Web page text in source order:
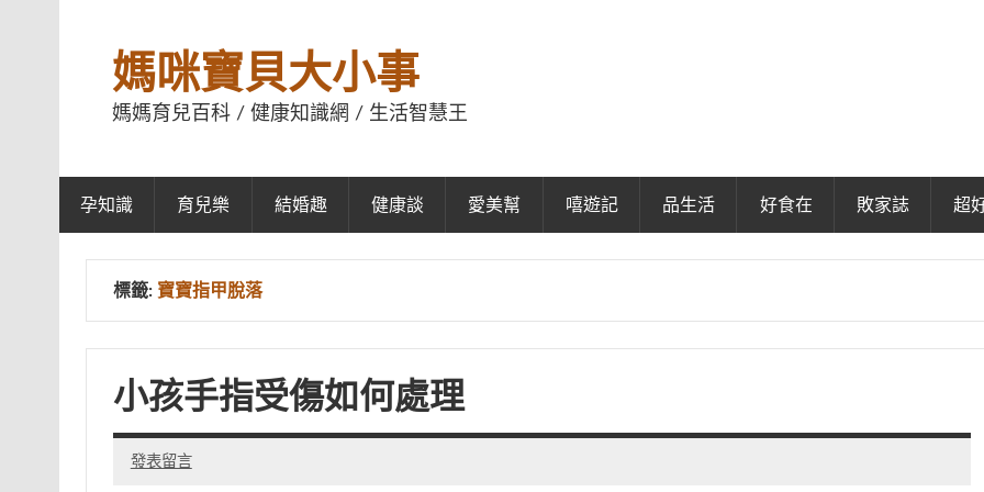
媽咪寶貝大小事
媽媽育兒百科 / 健康知識網 / 生活智慧王
孕知識 育兒樂 結婚趣 健康談 愛美幫 嘻遊記 品生活 好食在 敗家誌 超
標籤: 寶寶指甲脫落
小孩手指受傷如何處理
發表留言